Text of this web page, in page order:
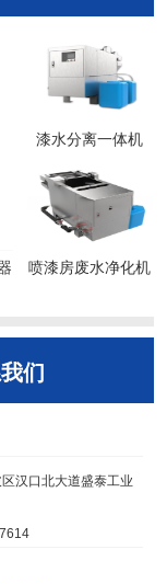
漆水分离一体机
喷漆房废水净化机
们
汉口北大道盛泰工业